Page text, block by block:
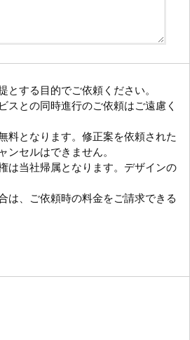
とする目的でご依頼ください。
スとの同時進行のご依頼はご遠慮く
料となります。修正案を依頼された
ンセルはできません。
は当社帰属となります。デザインの
は、ご依頼時の料金をご請求できる